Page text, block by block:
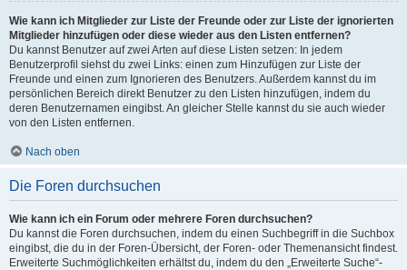
Wie kann ich Mitglieder zur Liste der Freunde oder zur Liste der ignorierten
Mitglieder hinzufügen oder diese wieder aus den Listen entfernen?
Du kannst Benutzer auf zwei Arten auf diese Listen setzen: In jedem
Benutzerprofil siehst du zwei Links: einen zum Hinzufügen zur Liste der
Freunde und einen zum Ignorieren des Benutzers. Außerdem kannst du im
persönlichen Bereich direkt Benutzer zu den Listen hinzufügen, indem du
deren Benutzernamen eingibst. An gleicher Stelle kannst du sie auch wieder
von den Listen entfernen.
Nach oben
Die Foren durchsuchen
Wie kann ich ein Forum oder mehrere Foren durchsuchen?
Du kannst die Foren durchsuchen, indem du einen Suchbegriff in die Suchbox
eingibst, die du in der Foren-Übersicht, der Foren- oder Themenansicht findest.
Erweiterte Suchmöglichkeiten erhältst du, indem du den „Erweiterte Suche“-